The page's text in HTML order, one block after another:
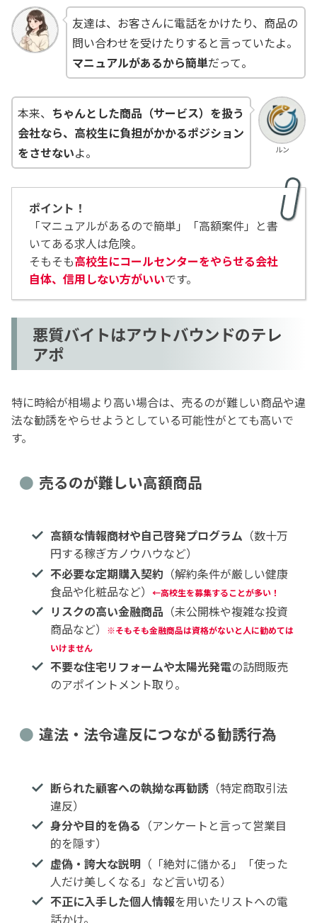
友達は、お客さんに電話をかけたり、商品の
問い合わせを受けたりすると言っていたよ。
マニュアルがあるから簡単だって。
ルン
本来、 ちゃんとした商品（サービス）を扱う
会社なら、高校生に負担がかかるポジション
をさせないよ。
ポイント！
「マニュアルがあるので簡単」「高額案件」と書
いてある求人は危険。
そもそも高校生にコールセンターをやらせる会社
自体、信用しない方がいいです。
悪質バイトはアウトバウンドのテレ
アポ
特に時給が相場より高い場合は、売るのが難しい商品や違
法な勧誘をやらせようとしている可能性がとても高いで
す。
売るのが難しい高額商品
高額な情報商材や自己啓発プログラム （数十万
円する稼ぎ方ノウハウなど）
不必要な定期購入契約 （解約条件が厳しい健康
食品や化粧品など）
←高校生を募集することが多い！
リスクの高い金融商品 （未公開株や複雑な投資
商品など）
※そもそも金融商品は資格がないと人に勧めては
いけません
不要な住宅リフォームや太陽光発電の訪問販売
のアポイントメント取り。
違法・法令違反につながる勧誘行為
断られた顧客への執拗な再勧誘（特定商取引法
違反）
身分や目的を偽る （アンケートと言って営業目
的を隠す）
虚偽・誇大な説明 （「絶対に儲かる」「使った
人だけ美しくなる」など言い切る）
不正に入手した個人情報を用いたリストへの電
話かけ。